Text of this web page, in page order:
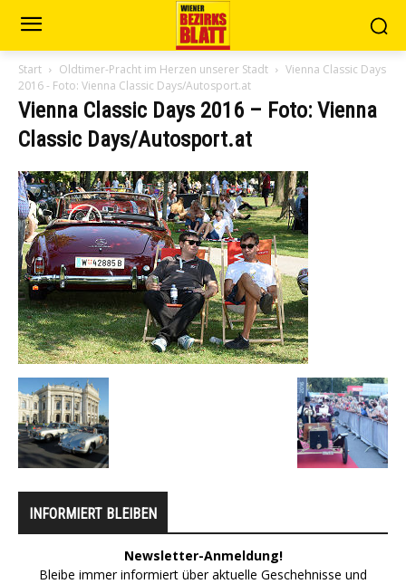
Start Oldtimer-Pracht im Herzen unserer Stadt
Vienna Classic Days
2016 - Foto: Vienna Classic Days/Autosport.at
Vienna Classic Days 2016 – Foto: Vienna
Classic Days/Autosport.at
INFORMIERT BLEIBEN
Newsletter-Anmeldung!
Bleibe immer informiert über aktuelle Geschehnisse und